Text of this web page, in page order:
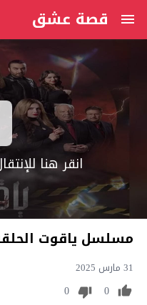
قصة عشق
انقر هنا
مسلسل ياقوت الحلقة
31 مارس 2025
0
0